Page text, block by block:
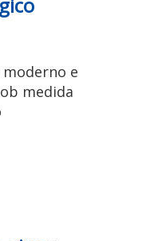
e
medida